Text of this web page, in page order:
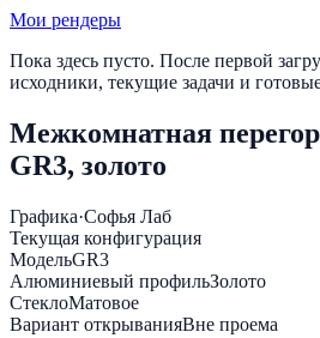
Мои рендеры
Пока здесь пусто. После первой
исходники, текущие задачи и
Межкомнатная
GR3, золото
Графика·Софья Лаб
Текущая конфигурация
МодельGR3
Алюминиевый профильЗолото
СтеклоМатовое
Вариант открыванияВне проема